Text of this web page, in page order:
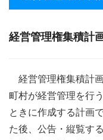
経営管理権集積計
経営管理権集積計
町村が経営管理を行
ときに作成する計画
た後、公告・縦覧す